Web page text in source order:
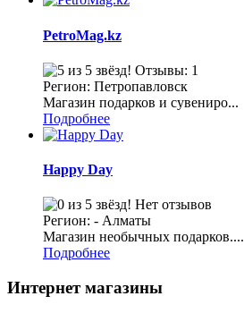
PetroMag.kz
Отзывы: 1
Регион: Петропавловск
Магазин подарков и сувениро...
Подробнее
Happy Day
Нет отзывов
Регион: - Алматы
Магазин необычных подарков....
Подробнее
Интернет магазины